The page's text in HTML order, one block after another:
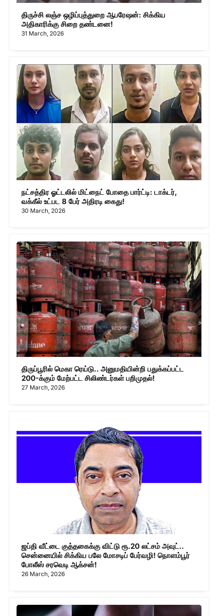
திருச்சி லஞ்ச ஒழிப்புத்துறை ஆபரேஷன்: சிக்கிய
அதிகாரிக்கு சிறை தண்டனை!
31 March, 2026
நட்சத்திர ஓட்டலில் மிட்நைட் போதை பார்ட்டி: டாக்டர்,
வக்கீல் உட்பட 8 பேர் அதிரடி கைது!
30 March, 2026
திருப்பூரில் மெகா ரெய்டு.. அனுமதியின்றி பதுக்கப்பட்ட
200-க்கும் மேற்பட்ட சிலிண்டர்கள் பறிமுதல்!
27 March, 2026
ஜப்தி வீட்டை குத்தகைக்கு விட்டு ரூ.20 லட்சம் அவுட்..
சென்னையில் சிக்கிய பலே மோசடிப் பேர்வழி! நொளம்பூர்
போலீஸ் சரவெடி ஆக்சன்!
26 March, 2026